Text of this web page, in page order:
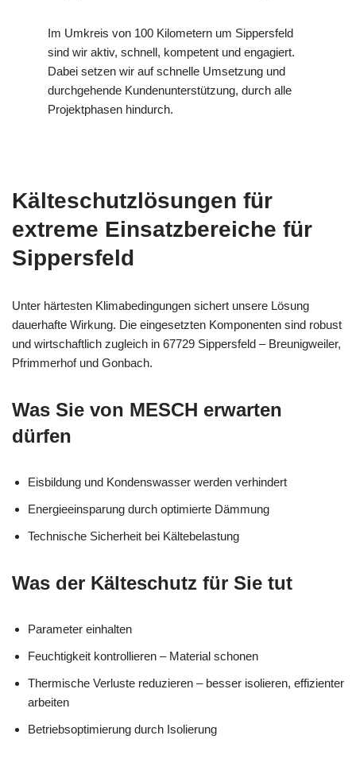
Im Umkreis von 100 Kilometern um Sippersfeld
sind wir aktiv, schnell, kompetent und engagiert.
Dabei setzen wir auf schnelle Umsetzung und
durchgehende Kundenunterstützung, durch alle
Projektphasen hindurch.
Kälteschutzlösungen für
extreme Einsatzbereiche für
Sippersfeld
Unter härtesten Klimabedingungen sichert unsere Lösung
dauerhafte Wirkung. Die eingesetzten Komponenten sind robust
und wirtschaftlich zugleich in 67729 Sippersfeld – Breunigweiler,
Pfrimmerhof und Gonbach.
Was Sie von MESCH erwarten
dürfen
Eisbildung und Kondenswasser werden verhindert
Energieeinsparung durch optimierte Dämmung
Technische Sicherheit bei Kältebelastung
Was der Kälteschutz für Sie tut
Parameter einhalten
Feuchtigkeit kontrollieren – Material schonen
Thermische Verluste reduzieren – besser isolieren, effizienter
arbeiten
Betriebsoptimierung durch Isolierung